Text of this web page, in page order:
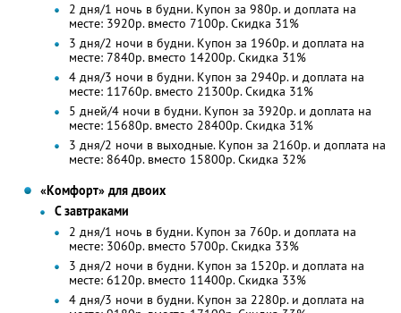
2 дня/1 ночь в будни. Купон за 980р. и доплата на
месте: 3920р. вместо 7100р. Скидка 31%
3 дня/2 ночи в будни. Купон за 1960р. и доплата на
месте: 7840р. вместо 14200р. Скидка 31%
4 дня/3 ночи в будни. Купон за 2940р. и доплата на
месте: 11760р. вместо 21300р. Скидка 31%
5 дней/4 ночи в будни. Купон за 3920р. и доплата на
месте: 15680р. вместо 28400р. Скидка 31%
3 дня/2 ночи в выходные. Купон за 2160р. и доплата на
месте: 8640р. вместо 15800р. Скидка 32%
«Комфорт» для двоих
С завтраками
2 дня/1 ночь в будни. Купон за 760р. и доплата на
месте: 3060р. вместо 5700р. Скидка 33%
3 дня/2 ночи в будни. Купон за 1520р. и доплата на
месте: 6120р. вместо 11400р. Скидка 33%
4 дня/3 ночи в будни. Купон за 2280р. и доплата на